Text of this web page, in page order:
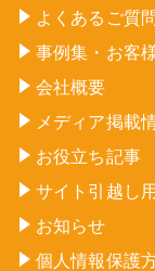
よくあるご質
事例集・お客
会社概要
メディア掲載
お役立ち記事
サイト引越し
お知らせ
個人情報保護